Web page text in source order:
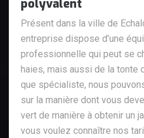
polyvalent
Présent dans la ville de
entreprise dispose d’une
professionnelle qui peut se
haies, mais aussi de la tonte
que spécialiste, nous
sur la manière dont vous
vert de manière à obtenir un
vous voulez connaître nos